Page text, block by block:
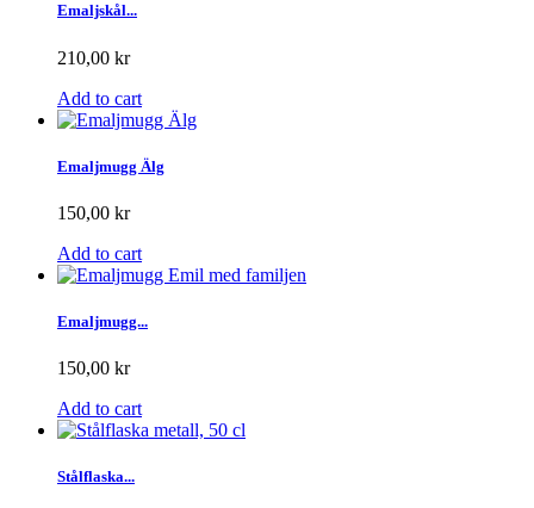
Emaljskål...
210,00 kr
Add to cart
Emaljmugg Älg
150,00 kr
Add to cart
Emaljmugg...
150,00 kr
Add to cart
Stålflaska...